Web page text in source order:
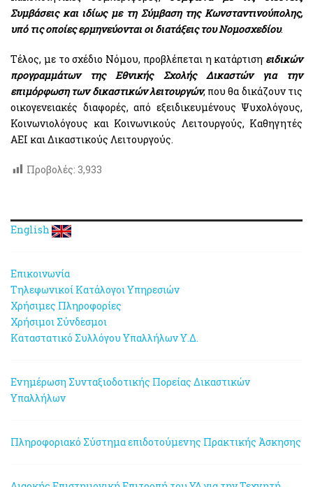
Συμβάσεις και ιδίως με τη Σύμβαση της Κωνσταντινούπολης,
υπό τις οποίες ερμηνεύονται οι διατάξεις του Νομοσχεδίου.
Τέλος, με το σχέδιο Νόμου, προβλέπεται η κατάρτιση ειδικών
προγραμμάτων της Εθνικής Σχολής Δικαστών για την
επιμόρφωση των δικαστικών λειτουργών, που θα δικάζουν τις
οικογενειακές διαφορές, από εξειδικευμένους Ψυχολόγους,
Κοινωνιολόγους και Κοινωνικούς Λειτουργούς, Καθηγητές
ΑΕΙ και Δικαστικούς Λειτουργούς.
Προβολές: 3,933
English
Επικοινωνία
Τηλεφωνικοί Κατάλογοι Υπηρεσιών
Χρήσιμες Πληροφορίες
Χρήσιμοι Σύνδεσμοι
Καταστατικό Συλλόγου Υπαλλήλων Υ.Δ.
Ενημέρωση Συνταξιοδοτικής Πορείας Δικαστικών
Υπαλλήλων
Πληροφοριακό Σύστημα επιδοτούμενης Πρακτικής Άσκησης